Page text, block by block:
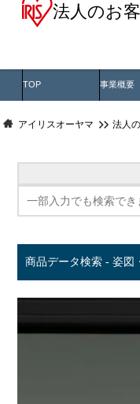
法人のお
TOP 事業概要
アイリスオーヤマ 法人
商品データ検索 - 姿図